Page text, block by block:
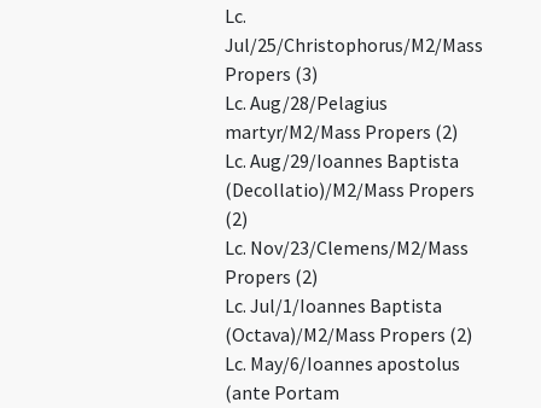
Lc.
Jul/25/Christophorus/M2/Mass
Propers (3)
Lc. Aug/28/Pelagius
martyr/M2/Mass Propers (2)
Lc. Aug/29/Ioannes Baptista
(Decollatio)/M2/Mass Propers
(2)
Lc. Nov/23/Clemens/M2/Mass
Propers (2)
Lc. Jul/1/Ioannes Baptista
(Octava)/M2/Mass Propers (2)
Lc. May/6/Ioannes apostolus
(ante Portam